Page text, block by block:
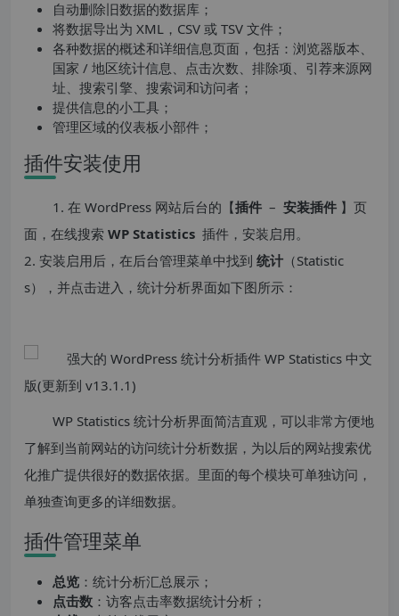
自动删除旧数据的数据库；
将数据导出为 XML，CSV 或 TSV 文件；
各种数据的概述和详细信息页面，包括：浏览器版本、
国家 / 地区统计信息、点击次数、排除项、引荐来源网
址、搜索引擎、搜索词和访问者；
提供信息的小工具；
管理区域的仪表板小部件；
插件安装使用
1. 在 WordPress 网站后台的【插件 – 安装插件 】页
面，在线搜索 WP Statistics 插件，安装启用。
2. 安装启用后，在后台管理菜单中找到 统计 （Statistic
s），并点击进入，统计分析界面如下图所示：
WP Statistics 统计分析界面简洁直观，可以非常方便地
了解到当前网站的访问统计分析数据，为以后的网站搜索优
化推广提供很好的数据依据。里面的每个模块可单独访问，
单独查询更多的详细数据。
插件管理菜单
总览 ：统计分析汇总展示；
点击数 ：访客点击率数据统计分析；